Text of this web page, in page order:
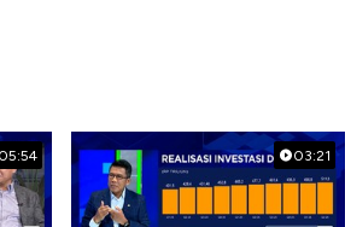
05:54 03:21